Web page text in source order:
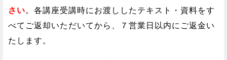
さい。各講座受講時にお渡ししたテキスト・資料をす
べてご返却いただいてから、７営業日以内にご返金い
たします。